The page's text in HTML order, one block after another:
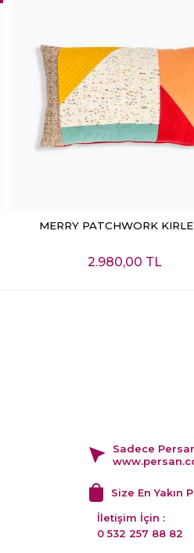
MERRY PATCHWORK
2.980,00 TL
Sadece
Size En Yakın
İletişim İçin :
0 532 257 88 82